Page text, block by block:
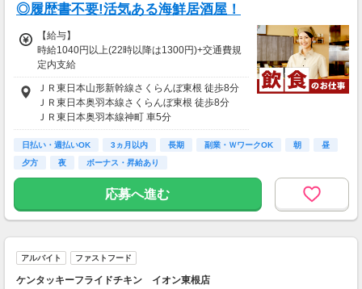
・資格手当（1,000円）
・遠方手当（1,000円または2,000円)
・高速道路での勤務手当（1,000円～2,000円）
・車輌同乗手当（500円）※当社規定により
【給与支払】
月1回
※月末締翌月25日振込み
【交通費】
別途全額支給
┗当社規定により
◆車・バイク・自転車通勤OK
＼ここがポイント／
★勤務地は地域内で自宅近くを優先して選定し
ます！
★直行直帰OKで通勤ラクラク♪
◎履歴書不要!活気ある海鮮居酒屋！
【給与】
時給1040円以上(22時以降は1300円)+交通費規
定内支給
・資格昇給 シフトリーダー、サブリーダー、
リーダーと段階によって昇給（+10円～50
円）！
・随時昇給 (1年で150円UPした例もありま
◆深夜手当あり…22時以降は、時給1300円以
上♪
◆給与は1分単位で支給
※研修期間（実働14日間）：時給1032円
★高校生:時給1032円
※研修期間（実働14日間）：時給1032円
ＪＲ東日本山形新幹線さくらんぼ東根 徒歩8分
ＪＲ東日本奥羽本線さくらんぼ東根 徒歩8分
ＪＲ東日本奥羽本線神町 車5分
ＪＲ東日本奥羽本線東根 車6分
ＪＲ東日本奥羽本線乱川 車10分
日払い・週払いOK 3ヵ月以内 長期 副業・ＷワークOK 朝
昼
夕方
夜 ボーナス・昇給あり
応募へ進む
アルバイト ファストフード
ケンタッキーフライドチキン イオン東根店